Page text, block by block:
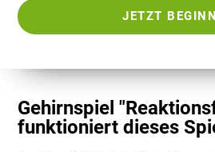
JETZT
Gehirnspiel
funktioniert dieses